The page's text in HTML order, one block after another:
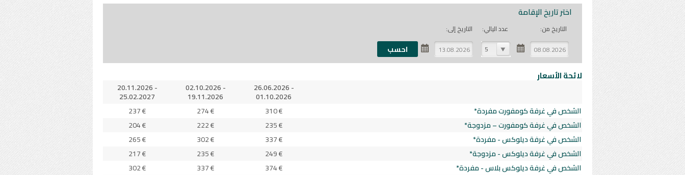
اختر تاريخ الإقامة
التاريخ من:
عدد اليالي:
5
التاريخ إلى:
لائحة الأسعار
26.06.2026 -
01.10.2026
02.10.2026 -
19.11.2026
20.11.2026 -
25.02.2027
الشخص في غرفة كومفورت مفردة*
310 €
274 €
237 €
الشخص في غرفة كومفورت – مزدوجة*
235 €
222 €
204 €
الشخص في غرفة ديلوكس - مفردة*
337 €
302 €
265 €
الشخص في غرفة ديلوكس - مزدوجة*
249 €
235 €
217 €
الشخص في غرفة ديلوكس بلاس - مفردة*
374 €
337 €
302 €